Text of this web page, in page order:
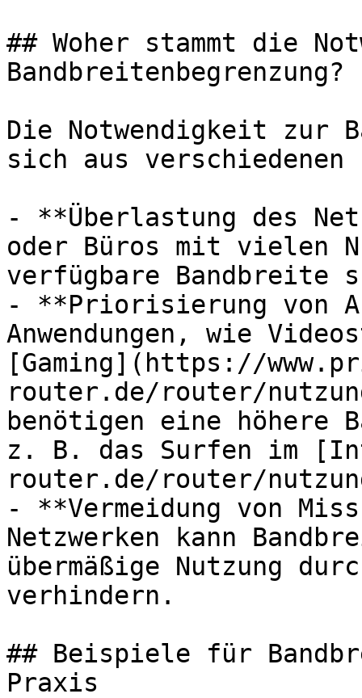
## Woher stammt die
Bandbreitenbegrenzung?
Die Notwendigkeit zur
sich aus verschiedenen
- **Überlastung des
oder Büros mit vielen
verfügbare Bandbreite
- **Priorisierung von
Anwendungen, wie
[Gaming](https://
router.de/router/
benötigen eine höhere
z. B. das Surfen im
router.de/router/
- **Vermeidung von
Netzwerken kann
übermäßige Nutzung
verhindern.
## Beispiele für
Praxis